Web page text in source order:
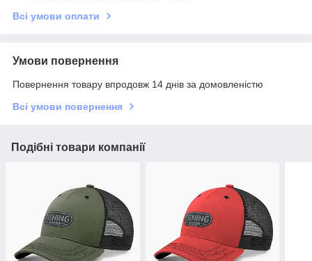
Всі умови оплати
Умови повернення
Повернення товару впродовж 14 днів за домовленістю
Всі умови повернення
Подібні товари компанії